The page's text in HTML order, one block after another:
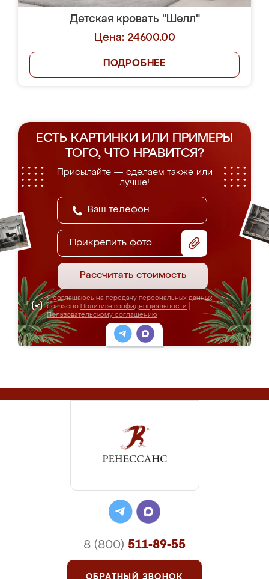
Детская кровать "Шелл"
Цена: 24600.00
ПОДРОБНЕЕ
ЕСТЬ КАРТИНКИ ИЛИ ПРИМЕРЫ
ТОГО, ЧТО НРАВИТСЯ?
Присылайте — сделаем также или
лучше!
Прикрепить фото
Рассчитать стоимость
Я соглашаюсь на передачу персональных данных
согласно Политике конфиденциальности
Пользовательскому соглашению
8 (800) 511-89-55
ОБРАТНЫЙ ЗВОНОК